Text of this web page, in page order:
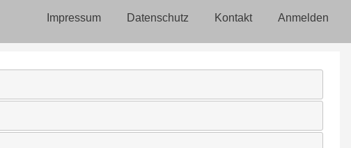
Impressum Datenschutz Kontakt Anmelden